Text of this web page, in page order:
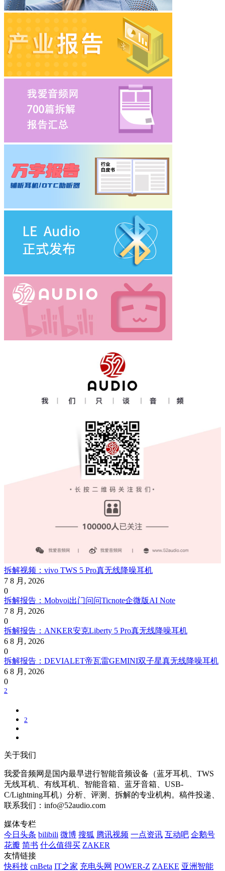
拆解视频：vivo TWS 5 Pro真无线降噪耳机
7 8 月, 2026
0
拆解报告：Mobvoi出门问问Ticnote企微版AI Note
7 8 月, 2026
0
拆解报告：ANKER安克Liberty 5 Pro真无线降噪耳机
6 8 月, 2026
0
拆解报告：DEVIALET帝瓦雷GEMINI双子星真无线降噪耳机
6 8 月, 2026
0
2
2
关于我们
我爱音频网是国内最早进行智能音频设备（蓝牙耳机、TWS
无线耳机、有线耳机、智能音箱、蓝牙音箱、USB-
C/Lightning耳机）分析、评测、拆解的专业机构。稿件投递、
联系我们：info@52audio.com
媒体专栏
今日头条 bilibili 微博 搜狐 腾讯视频 一点资讯 互动吧 企鹅号
花瓣 简书 什么值得买 ZAKER
友情链接
快科技 cnBeta IT之家 充电头网 POWER-Z ZAEKE 亚洲智能